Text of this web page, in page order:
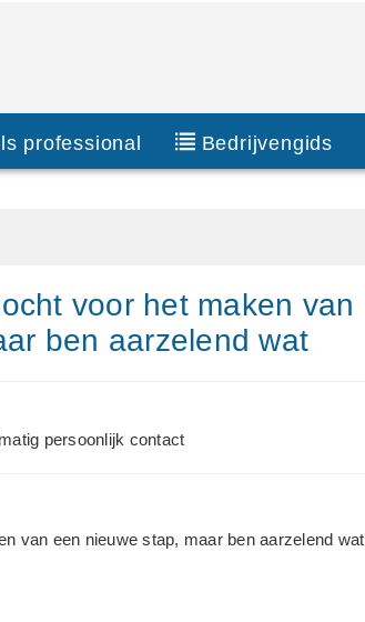
professional Bedrijvengids
voor het maken van
ben aarzelend wat
persoonlijk contact
van een nieuwe stap, maar ben aarzelend wat